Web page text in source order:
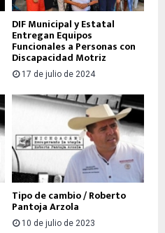
DIF Municipal y Estatal
Entregan Equipos
Funcionales a Personas con
Discapacidad Motriz
17 de julio de 2024
Tipo de cambio / Roberto
Pantoja Arzola
10 de julio de 2023